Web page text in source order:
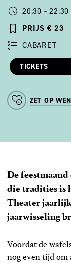
De
die tradities is
Theater
jaarwisseling
Voordat de
nog even tijd om
20:30 - 22:30
PRIJS € 23
CABARET
TICKETS
ZET OP